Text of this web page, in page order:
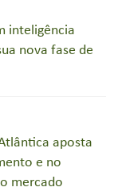
inteligência
nova fase de
aposta
e no
mercado